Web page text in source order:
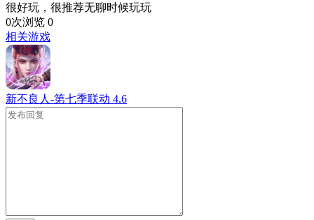
很好玩，很推荐无聊时候玩玩
0次浏览 0
相关游戏
新不良人-第七季联动 4.6